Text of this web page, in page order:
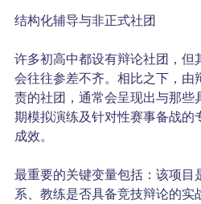
结构化辅导与非正式社团
许多初高中都设有辩论社团，但
会往往参差不齐。相比之下，由
责的社团，通常会呈现出与那些
期模拟演练及针对性赛事备战的
成效。
最重要的关键变量包括：该项目
系、教练是否具备竞技辩论的实